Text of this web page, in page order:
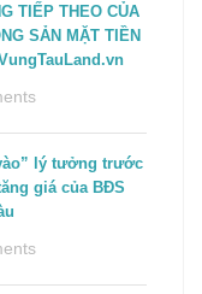
TIẾP THEO CỦA
SẢN MẶT TIỀN
lý tưởng trước
giá của BĐS